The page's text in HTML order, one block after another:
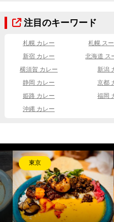
注目のキーワード
札幌 カレー 札幌 ス
新宿 カレー
北海道 ス
横須賀 カレー
新潟
静岡 カレー
京都
姫路 カレー
福岡
沖縄 カレー
東京